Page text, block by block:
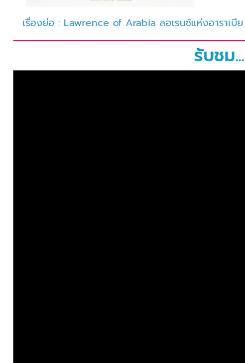
เรื่องย่อ : Lawrence of Arabia ลอเรนซ์แห่งอาราเบี
รับชม